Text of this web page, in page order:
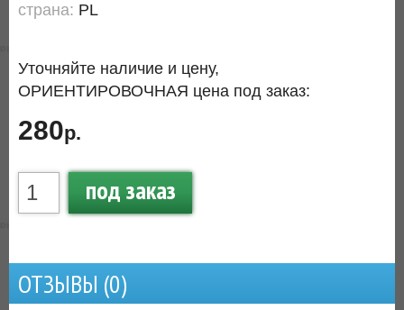
страна: PL
Уточняйте наличие и цену,
ОРИЕНТИРОВОЧНАЯ цена под заказ:
280р.
под заказ
ОТЗЫВЫ (0)